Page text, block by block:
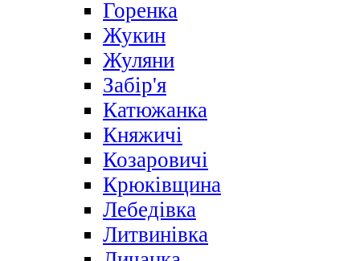
Горенка
Жукин
Жуляни
Забір'я
Катюжанка
Княжичі
Козаровичі
Крюківщина
Лебедівка
Литвинівка